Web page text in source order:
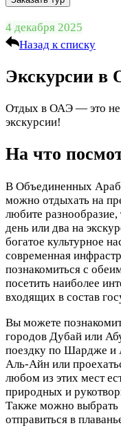
4 декабря 2025
Назад к списку
Экскурсии в
Отдых в ОАЭ — это не
экскурсии!
На что
В Объединенных
можно отдыхать на
любите
день или два на
богатое культурное
современная
познакомиться с
посетить наиболее
входящих в состав
Вы можете
городов Дубай или
поездку по Шардже и
Аль-Айн или
любом из этих мест
природных и
Также можно выбрать
отправиться в